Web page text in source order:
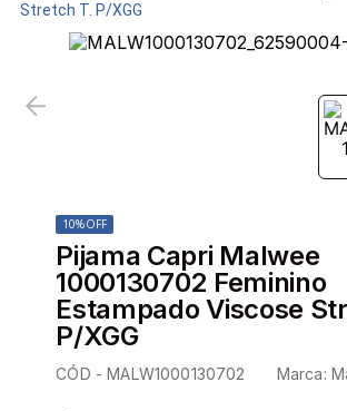
Stretch T. P/XGG
10%OFF
Pijama Capri Malwee
1000130702 Feminino
Estampado Viscose
P/XGG
CÓD -MALW1000130702 Marca: